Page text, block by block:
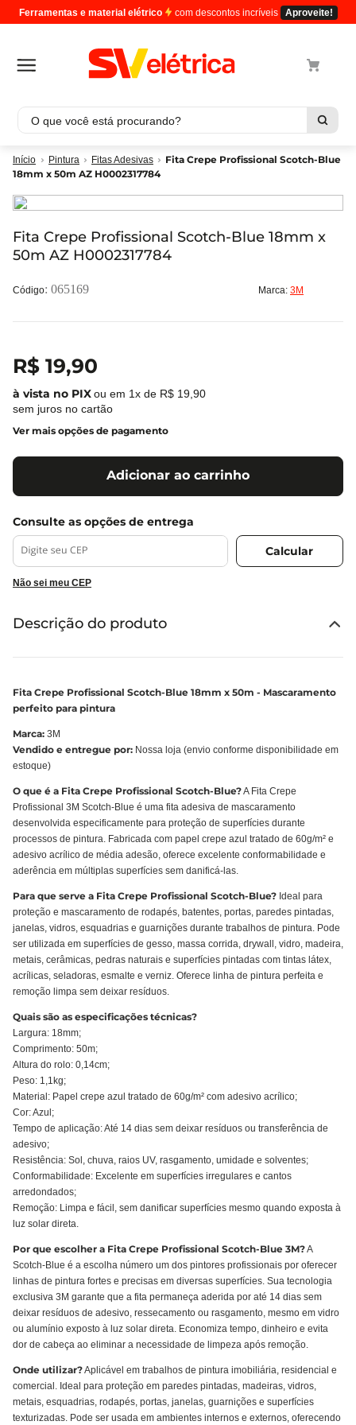
Ferramentas e material elétrico com descontos incríveis Aproveite!
O que você está procurando?
Pintura Fitas Adesivas
Fita Crepe Profissional Scotch-Blue
18mm x 50m AZ H0002317784
Fita Crepe Profissional Scotch-Blue 18mm x
50m AZ H0002317784
: 065169 Marca: 3M
R$ 19,90
ou em 1x de R$ 19 90
sem juros no cartão
Ver mais opções de pagamento
Adicionar ao carrinho
Não sei meu CEP
Descrição do produto
Fita Crepe Profissional Scotch-Blue 18mm x 50m - Mascaramento
perfeito para pintura
Marca: 3M
Vendido e entregue por: Nossa loja (envio conforme disponibilidade em
estoque)
O que é a Fita Crepe Profissional Scotch-Blue?A Fita Crepe
Profissional 3M Scotch-Blue é uma fita adesiva de mascaramento
desenvolvida especificamente para proteção de superfícies durante
processos de pintura. Fabricada com papel crepe azul tratado de 60g/m² e
adesivo acrílico de média adesão, oferece excelente conformabilidade e
aderência em múltiplas superfícies sem danificá-las.
Para que serve a Fita Crepe Profissional Scotch-Blue? Ideal para
proteção e mascaramento de rodapés, batentes, portas, paredes pintadas,
janelas, vidros, esquadrias e guarnições durante trabalhos de pintura. Pode
ser utilizada em superfícies de gesso, massa corrida, drywall, vidro, madeira,
metais, cerâmicas, pedras naturais e superfícies pintadas com tintas látex,
acrílicas, seladoras, esmalte e verniz. Oferece linha de pintura perfeita e
remoção limpa sem deixar resíduos.
Quais são as especificações técnicas?
Largura: 18mm;
Comprimento: 50m;
Altura do rolo: 0,14cm;
Peso: 1,1kg;
Material: Papel crepe azul tratado de 60g/m² com adesivo acrílico;
Cor: Azul;
Tempo de aplicação: Até 14 dias sem deixar resíduos ou transferência de
adesivo;
Resistência: Sol, chuva, raios UV, rasgamento, umidade e solventes;
Conformabilidade: Excelente em superfícies irregulares e cantos
arredondados;
Remoção: Limpa e fácil, sem danificar superfícies mesmo quando exposta à
luz solar direta.
Por que escolher a Fita Crepe Profissional Scotch-Blue 3M?A
Scotch-Blue é a escolha número um dos pintores profissionais por oferecer
linhas de pintura fortes e precisas em diversas superfícies. Sua tecnologia
exclusiva 3M garante que a fita permaneça aderida por até 14 dias sem
deixar resíduos de adesivo, ressecamento ou rasgamento, mesmo em vidro
ou alumínio exposto à luz solar direta. Economiza tempo, dinheiro e evita
dor de cabeça ao eliminar a necessidade de limpeza após remoção.
Onde utilizar?Aplicável em trabalhos de pintura imobiliária, residencial e
comercial. Ideal para proteção em paredes pintadas, madeiras, vidros,
metais, esquadrias, rodapés, portas, janelas, guarnições e superfícies
texturizadas. Pode ser usada em ambientes internos e externos, oferecendo
Termos mais buscados
2º luminaria
3 º tomada
4 º 4
eletroduto